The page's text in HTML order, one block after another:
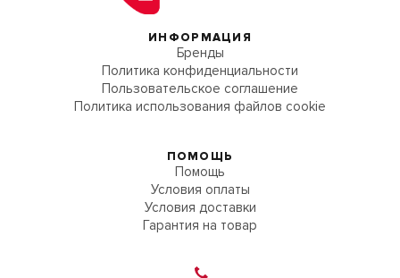
ИНФОРМАЦИЯ
Бренды
Политика конфиденциальности
Пользовательское соглашение
Политика использования файлов cookie
ПОМОЩЬ
Помощь
Условия оплаты
Условия доставки
Гарантия на товар